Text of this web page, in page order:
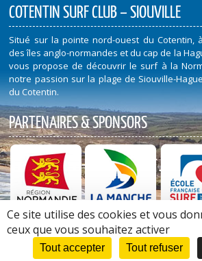
COTENTIN SURF CLUB – SIOUVILLE
Situé sur la pointe nord-ouest du Cotentin,
des îles anglo-normandes et du cap de la
vous propose de découvrir le surf à la
notre passion sur la plage de Siouville-
du Cotentin.
PARTENAIRES & SPONSORS
Découvrez nos Partenaires et
Ce site utilise des cookies et vous
ceux que vous souhaitez activer
Tout accepter Tout refuser